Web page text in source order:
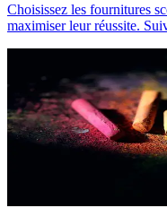
Choisissez les fournitures
maximiser leur réussite.